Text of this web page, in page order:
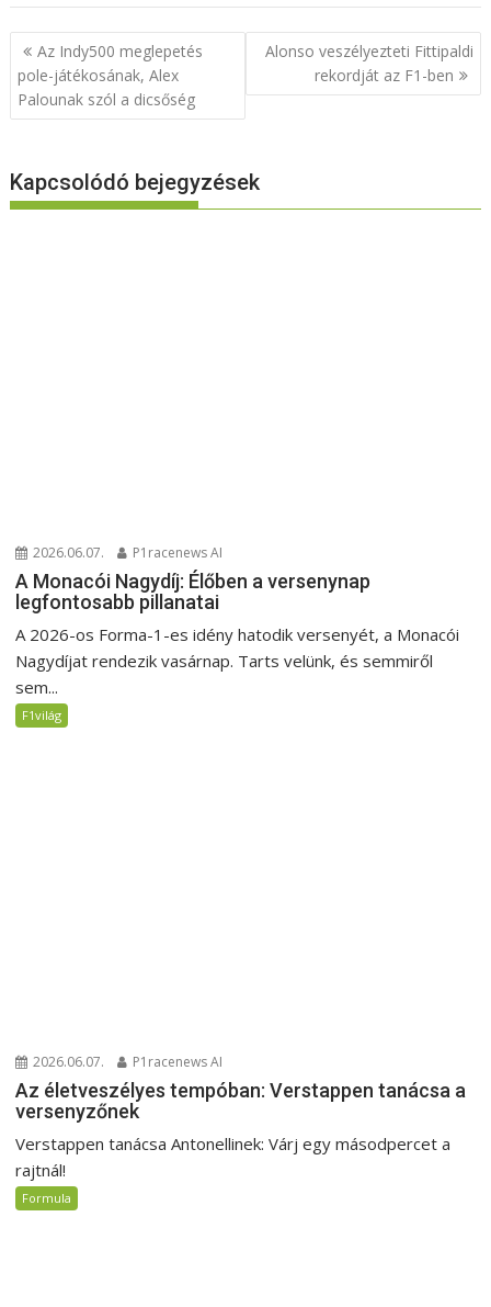
Bejegyzés
navigáció
Az Indy500 meglepetés
pole-játékosának, Alex
Palounak szól a dicsőség
Alonso veszélyezteti Fittipaldi
rekordját az F1-ben
Kapcsolódó bejegyzések
2026.06.07. P1racenews AI
A Monacói Nagydíj: Élőben a versenynap
legfontosabb pillanatai
A 2026-os Forma-1-es idény hatodik versenyét, a Monacói
Nagydíjat rendezik vasárnap. Tarts velünk, és semmiről
sem...
F1világ
2026.06.07. P1racenews AI
Az életveszélyes tempóban: Verstappen tanácsa a
versenyzőnek
Verstappen tanácsa Antonellinek: Várj egy másodpercet a
rajtnál!
Formula